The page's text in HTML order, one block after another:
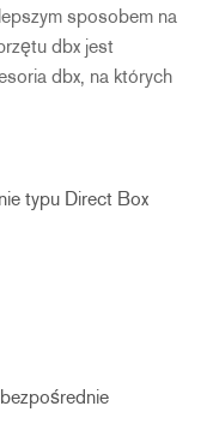
sposobem na
dbx jest
dbx, na których
typu Direct Box